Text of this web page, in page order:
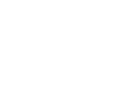
da Juventude, de Barcelona 1992